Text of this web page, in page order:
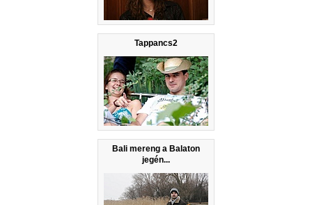
Tappancs2
Bali mereng a Balaton
jegén...